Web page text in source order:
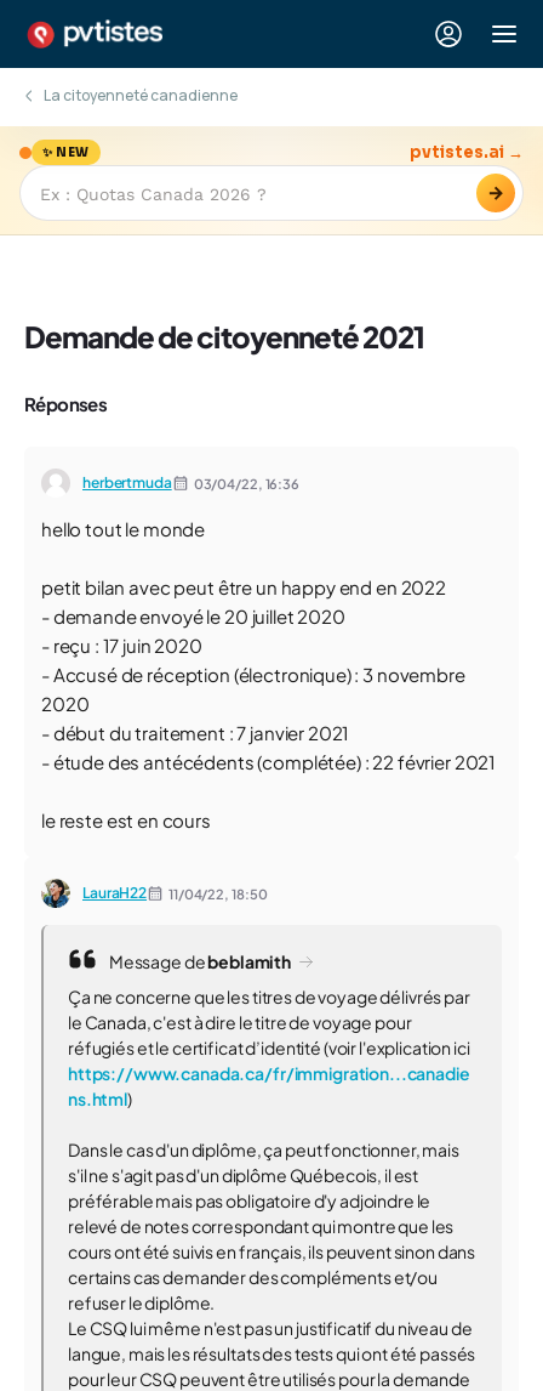
La citoyenneté canadienne
✨ NEW
→
pvtistes.ai →
Demande de citoyenneté 2021
Réponses
herbertmuda 03/04/22, 16:36
hello tout le monde
petit bilan avec peut être un happy end en 2022
- demande envoyé le 20 juillet 2020
- reçu : 17 juin 2020
- Accusé de réception (électronique) : 3 novembre
2020
- début du traitement : 7 janvier 2021
- étude des antécédents (complétée) : 22 février 2021
le reste est en cours
LauraH22 11/04/22, 18:50
Message debeblamith
Ça ne concerne que les titres de voyage délivrés par
le Canada, c'est à dire le titre de voyage pour
réfugiés et le certificat d’identité (voir l'explication ici
https://www.canada.ca/fr/immigration...canadie
ns.html)
Dans le cas d'un diplôme, ça peut fonctionner, mais
s'il ne s'agit pas d'un diplôme Québecois, il est
préférable mais pas obligatoire d'y adjoindre le
relevé de notes correspondant qui montre que les
cours ont été suivis en français, ils peuvent sinon dans
certains cas demander des compléments et/ou
refuser le diplôme.
Le CSQ lui même n'est pas un justificatif du niveau de
langue, mais les résultats des tests qui ont été passés
pour leur CSQ peuvent être utilisés pour la demande